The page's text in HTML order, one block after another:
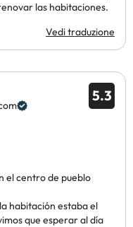
las habitaciones.
Vedi traduzione
5.3
el centro de pueblo
habitación estaba el
que esperar al día